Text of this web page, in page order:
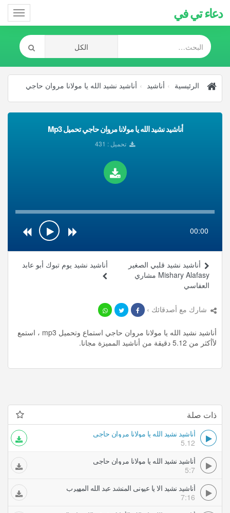
دعاء تي في
الرئيسية أناشيد أناشيد نشيد الله يا مولانا مروان حاجي
أناشيد نشيد الله يا مولانا مروان حاجي تحميل Mp3
تحميل : 431
00:00
أناشيد نشيد يوم تبوك أبو عابد
أناشيد نشيد قلبي الصغير
Mishary Alafasy مشاري
العفاسي
شارك مع أصدقائك ›
أناشيد نشيد الله يا مولانا مروان حاجي استماع وتحميل mp3 ، استمع
لأأكثر من 5.12 دقيقة من أناشيد المميزة مجانا.
ذات صلة
أناشيد نشيد الله يا مولانا مروان حاجي
5.12
أناشيد نشيد الله يا مولانا مروان حاجي
5:7
أناشيد نشيد الا يا عيوني المنشد عبد الله المهيرب
7:16